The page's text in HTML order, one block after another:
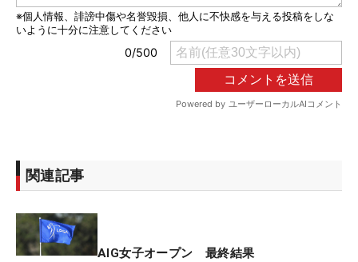
関連記事
AIG女子オープン 最終結果